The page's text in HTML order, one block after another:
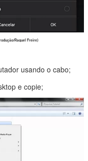
Raquel Freire)
usando o cabo;
e copie;